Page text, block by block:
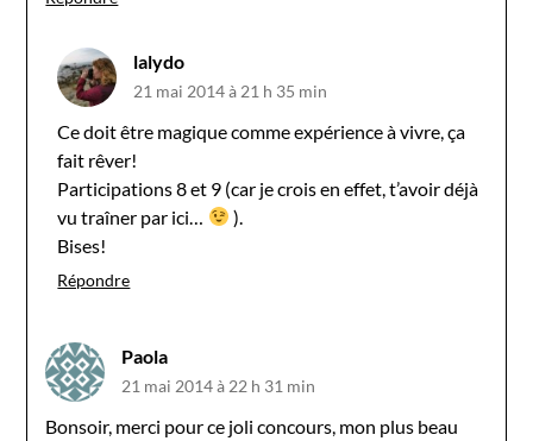
lalydo
21 mai 2014 à 21 h 35 min
Ce doit être magique comme expérience à vivre, ça
fait rêver!
Participations 8 et 9 (car je crois en effet, t’avoir déjà
vu traîner par ici…
).
Bises!
Répondre
Paola
21 mai 2014 à 22 h 31 min
Bonsoir, merci pour ce joli concours, mon plus beau